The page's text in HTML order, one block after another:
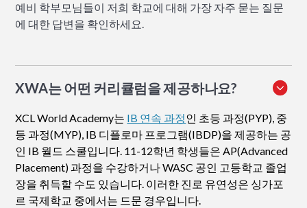
예비 학부모님들이 저희 학교에 대해 가장 자주 묻는 질문
에 대한 답변을 확인하세요.
XWA는 어떤 커리큘럼을 제공하나요?
XCL World Academy는 IB 연속 과정인 초등 과정(PYP), 중
등 과정(MYP), IB 디플로마 프로그램(IBDP)을 제공하는 공
인 IB 월드 스쿨입니다. 11-12학년 학생들은 AP(Advanced
Placement) 과정을 수강하거나 WASC 공인 고등학교 졸업
장을 취득할 수도 있습니다. 이러한 진로 유연성은 싱가포
르 국제학교 중에서는 드문 경우입니다.